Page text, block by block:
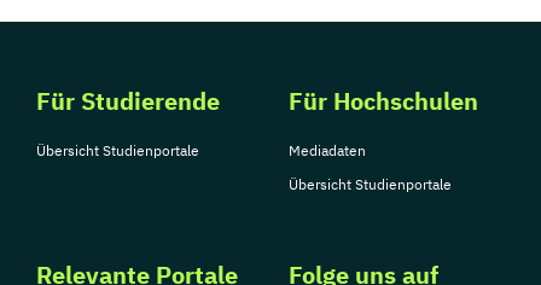
Für Studierende
Übersicht Studienportale
Für Hochschulen
Mediadaten
Übersicht Studienportale
Relevante Portale Folge uns auf